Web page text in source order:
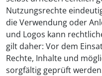
Nutzungsrechte
die Verwendung oder
und Logos kann
gilt daher: Vor dem
Rechte, Inhalte und
sorgfältig geprüft